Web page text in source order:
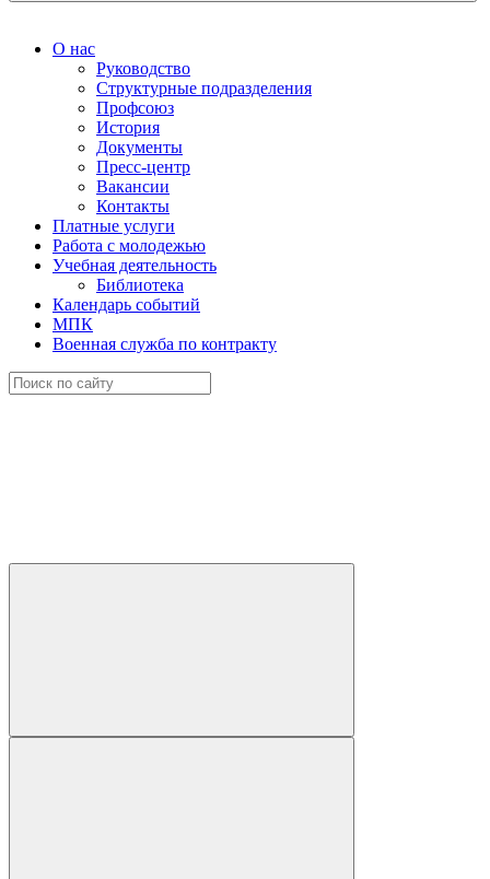
О нас
Руководство
Структурные подразделения
Профсоюз
История
Документы
Пресс-центр
Вакансии
Контакты
Платные услуги
Работа с молодежью
Учебная деятельность
Библиотека
Календарь событий
МПК
Военная служба по контракту